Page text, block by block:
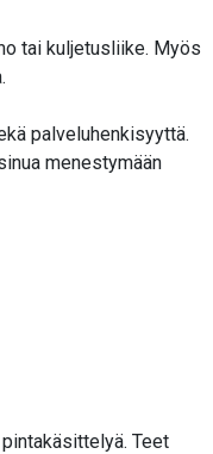
tai kuljetusliike. Myös
palveluhenkisyyttä.
menestymään
Teet